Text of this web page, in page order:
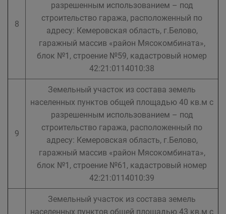
8
разрешенным использованием – под
строительство гаража, расположенный по
адресу: Кемеровская область, г.Белово,
гаражный массив «район Мясокомбината»,
блок №1, строение №59, кадастровый номер
42:21:0114010:38
9
Земельный участок из состава земель
населенных пунктов общей площадью 40 кв.м с
разрешенным использованием – под
строительство гаража, расположенный по
адресу: Кемеровская область, г.Белово,
гаражный массив «район Мясокомбината»,
блок №1, строение №61, кадастровый номер
42:21:0114010:39
Земельный участок из состава земель
населенных пунктов общей площадью 43 кв.м с